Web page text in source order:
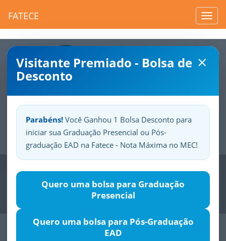
FATECE
×
Visitante Premiado - Bolsa de
Desconto
Parabéns! Você Ganhou 1 Bolsa Desconto para
iniciar sua Graduação Presencial ou Pós-
graduação EAD na Fatece - Nota Máxima no MEC!
Quero uma bolsa para Graduação
Presencial
Quero uma bolsa para Pós-Graduação
EAD
SuaFatece.Seuorgulho.
Previous